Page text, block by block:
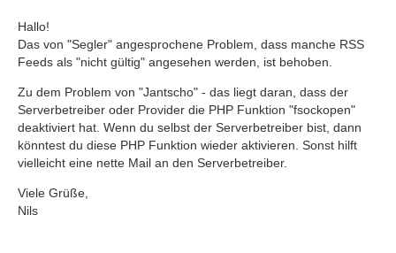
Hallo!
Das von "Segler" angesprochene Problem, dass manche RSS
Feeds als "nicht gültig" angesehen werden, ist behoben.
Zu dem Problem von "Jantscho" - das liegt daran, dass der
Serverbetreiber oder Provider die PHP Funktion "fsockopen"
deaktiviert hat. Wenn du selbst der Serverbetreiber bist, dann
könntest du diese PHP Funktion wieder aktivieren. Sonst hilft
vielleicht eine nette Mail an den Serverbetreiber.
Viele Grüße,
Nils